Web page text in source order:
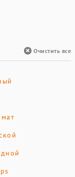
Очистить все